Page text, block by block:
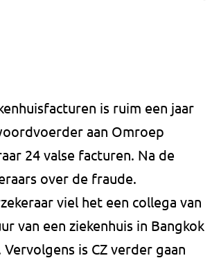
is ruim een jaar
aan Omroep
24 valse facturen. Na de
over de fraude.
viel het een collega van
van een ziekenhuis in Bangkok
is CZ verder gaan